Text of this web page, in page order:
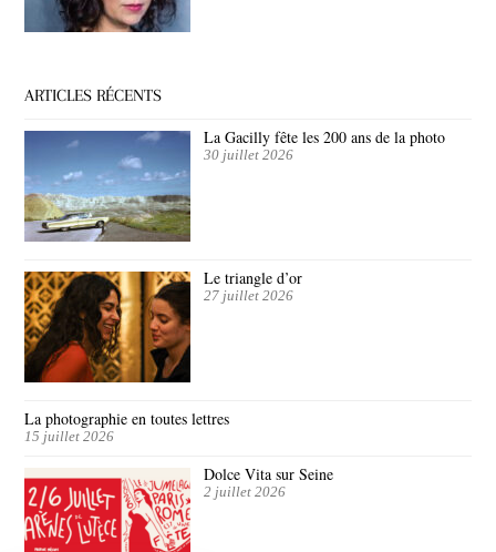
ARTICLES RÉCENTS
La Gacilly fête les 200 ans de la photo
30 juillet 2026
Le triangle d’or
27 juillet 2026
La photographie en toutes lettres
15 juillet 2026
Dolce Vita sur Seine
2 juillet 2026